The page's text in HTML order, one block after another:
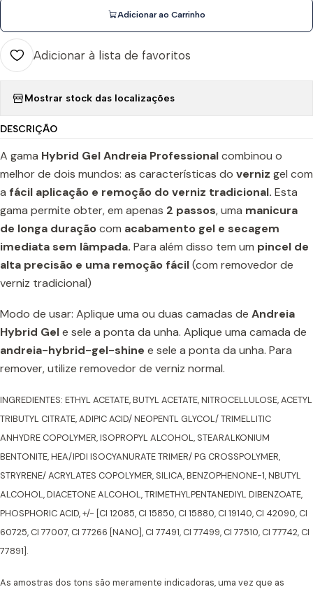
Adicionar ao Carrinho
Adicionar à lista de favoritos
Mostrar stock das localizações
DESCRIÇÃO
A gama Hybrid Gel Andreia Professionalcombinou o
melhor de dois mundos: as características do verniz gel com
a fácil aplicação e remoção do verniz tradicional. Esta
gama permite obter, em apenas 2 passos, uma manicura
de longa duraçãocom acabamento gel e secagem
imediata sem lâmpada. Para além disso tem um pincel de
alta precisão e uma remoção fácil(com removedor de
verniz tradicional)
Modo de usar: Aplique uma ou duas camadas de Andreia
Hybrid Gele sele a ponta da unha. Aplique uma camada de
andreia-hybrid-gel-shine e sele a ponta da unha. Para
remover, utilize removedor de verniz normal.
INGREDIENTES: ETHYL ACETATE, BUTYL ACETATE, NITROCELLULOSE, ACETYL
TRIBUTYL CITRATE, ADIPIC ACID/ NEOPENTL GLYCOL/ TRIMELLITIC
ANHYDRE COPOLYMER, ISOPROPYL ALCOHOL, STEARALKONIUM
BENTONITE, HEA/IPDI ISOCYANURATE TRIMER/ PG CROSSPOLYMER,
STRYRENE/ ACRYLATES COPOLYMER, SILICA, BENZOPHENONE-1, NBUTYL
ALCOHOL, DIACETONE ALCOHOL, TRIMETHYLPENTANEDIYL DIBENZOATE,
PHOSPHORIC ACID, +/- [CI 12085, CI 15850, CI 15880, CI 19140, CI 42090, CI
60725, CI 77007, CI 77266 [NANO], CI 77491, CI 77499, CI 77510, CI 77742, CI
77891].
As amostras dos tons são meramente indicadoras, uma vez que as